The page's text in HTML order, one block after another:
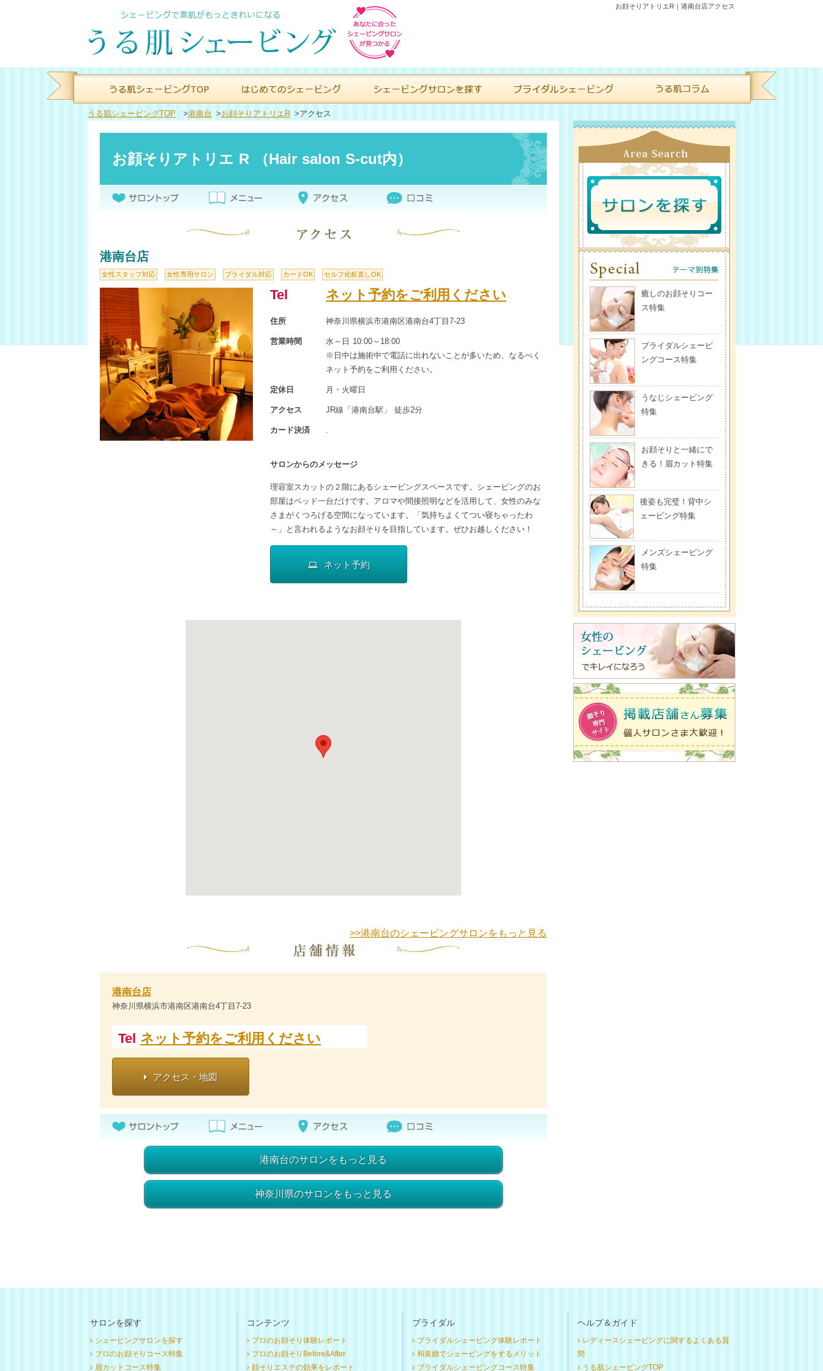
お顔そりアトリエR｜港南台店アクセス
うる肌シェービングTOP >港南台 >お顔そりアトリエR >アクセス
お顔そりアトリエ R （Hair salon S-cut内）
港南台店
女性スタッフ対応 女性専用サロン ブライダル対応 カードOK セルフ化粧直しOK
Tel ネット予約をご利用ください
住所 神奈川県横浜市港南区港南台4丁目7-23
営業時間
水～日 10:00～18:00
※日中は施術中で電話に出れないことが多いため、なるべく
ネット予約をご利用ください。
定休日 月・火曜日
アクセス JR線「港南台駅」 徒歩2分
カード決済 .
サロンからのメッセージ
理容室スカットの２階にあるシェービングスペースです。シェービングのお
部屋はベッド一台だけです。アロマや間接照明などを活用して、女性のみな
さまがくつろげる空間になっています。「気持ちよくてつい寝ちゃったわ
～」と言われるようなお顔そりを目指しています。ぜひお越しください！
ネット予約
>>港南台のシェービングサロンをもっと見る
港南台店
神奈川県横浜市港南区港南台4丁目7-23
Tel ネット予約をご利用ください
アクセス・地図
港南台のサロンをもっと見る
神奈川県のサロンをもっと見る
癒しのお顔そりコー
ス特集
ブライダルシェービ
ングコース特集
うなじシェービング
特集
お顔そりと一緒にで
きる！眉カット特集
後姿も完璧！背中シ
ェービング特集
メンズシェービング
特集
サロンを探す
シェービングサロンを探す
プロのお顔そりコース特集
眉カットコース特集
コンテンツ
プロのお顔そり体験レポート
プロのお顔そりBefore&After
顔そりエステの効果をレポート
ブライダル
ブライダルシェービング体験レポート
和装婚でシェービングをするメリット
ブライダルシェービングコース特集
ヘルプ＆ガイド
レディースシェービングに関するよくある質
問
うる肌シェービングTOP